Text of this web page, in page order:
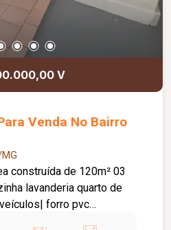
V
Venda No Bairro
construída de 120m² 03
lavanderia quarto de
forro pvc